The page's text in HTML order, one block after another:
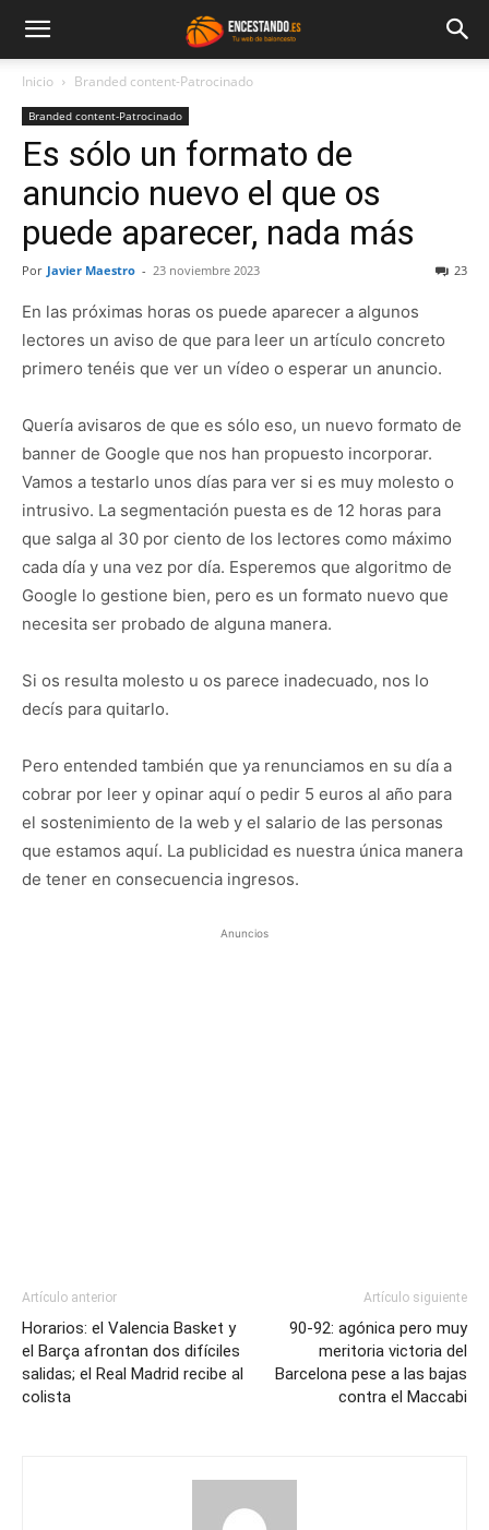
Inicio Branded content-Patrocinado
Branded content-Patrocinado
Es sólo un formato de
anuncio nuevo el que os
puede aparecer, nada más
Por Javier Maestro - 23 noviembre 2023 23
En las próximas horas os puede aparecer a algunos
lectores un aviso de que para leer un artículo concreto
primero tenéis que ver un vídeo o esperar un anuncio.
Quería avisaros de que es sólo eso, un nuevo formato de
banner de Google que nos han propuesto incorporar.
Vamos a testarlo unos días para ver si es muy molesto o
intrusivo. La segmentación puesta es de 12 horas para
que salga al 30 por ciento de los lectores como máximo
cada día y una vez por día. Esperemos que algoritmo de
Google lo gestione bien, pero es un formato nuevo que
necesita ser probado de alguna manera.
Si os resulta molesto u os parece inadecuado, nos lo
decís para quitarlo.
Pero entended también que ya renunciamos en su día a
cobrar por leer y opinar aquí o pedir 5 euros al año para
el sostenimiento de la web y el salario de las personas
que estamos aquí. La publicidad es nuestra única manera
de tener en consecuencia ingresos.
Anuncios
Artículo anterior
Horarios: el Valencia Basket y
el Barça afrontan dos difíciles
salidas; el Real Madrid recibe al
colista
Artículo siguiente
90-92: agónica pero muy
meritoria victoria del
Barcelona pese a las bajas
contra el Maccabi